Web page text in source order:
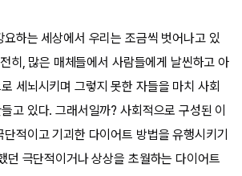
하는 세상에서 우리는 조금씩 벗어나고 있
히, 많은 매체들에서 사람들에게 날씬하고 아
세뇌시키며 그렇지 못한 자들을 마치 사회
고 있다. 그래서일까? 사회적으로 구성된 이
적이고 기괴한 다이어트 방법을 유행시키기
던 극단적이거나 상상을 초월하는 다이어트